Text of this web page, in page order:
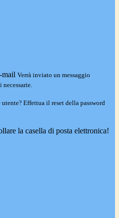
mail Verrà inviato un messaggio
Effettua il reset della password
la casella di posta elettronica!